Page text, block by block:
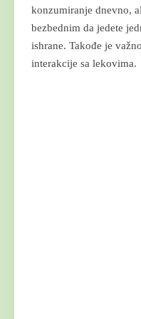
konzumiranje dnevno,
bezbednim da jedete
ishrane. Takođe je
interakcije sa lekovima.